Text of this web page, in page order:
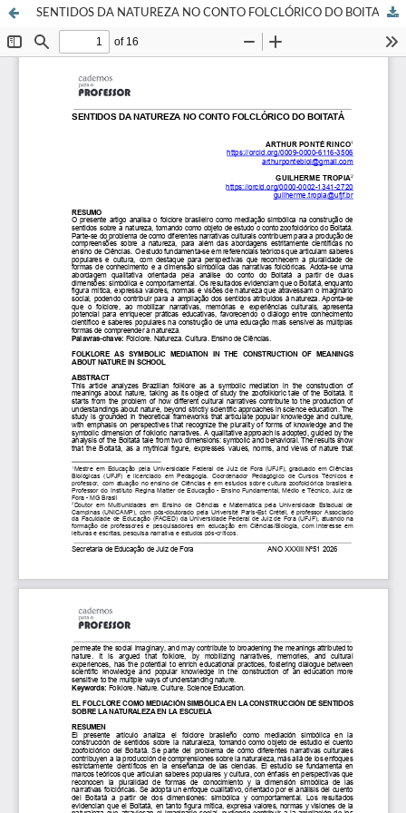
SENTIDOS DA NATUREZA NO CONTO FOLCLÓRICO DO BOITATÁ